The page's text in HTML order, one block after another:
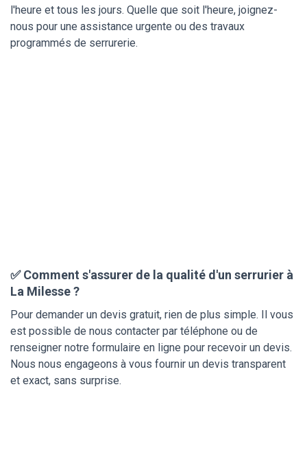
l'heure et tous les jours. Quelle que soit l'heure, joignez-
nous pour une assistance urgente ou des travaux
programmés de serrurerie.
✅ Comment s'assurer de la qualité d'un serrurier à
La Milesse ?
Pour demander un devis gratuit, rien de plus simple. Il vous
est possible de nous contacter par téléphone ou de
renseigner notre formulaire en ligne pour recevoir un devis.
Nous nous engageons à vous fournir un devis transparent
et exact, sans surprise.